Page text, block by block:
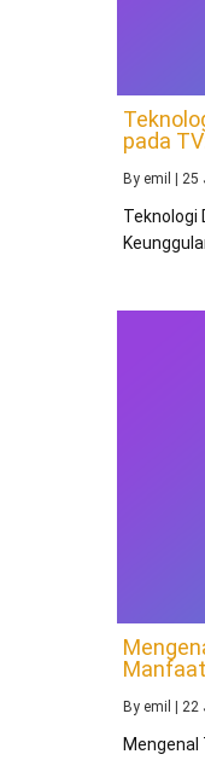
pada
By emil 25
Teknologi
By emil 22
Mengenal